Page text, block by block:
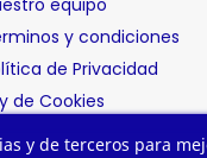
equipo
y condiciones
de Privacidad
de Cookies
y de terceros para